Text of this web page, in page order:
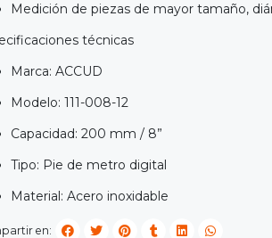
Medición de piezas de mayor tamaño,
técnicas
Marca: ACCUD
Modelo: 111-008-12
Capacidad: 200 mm / 8”
Tipo: Pie de metro digital
Material: Acero inoxidable
en: